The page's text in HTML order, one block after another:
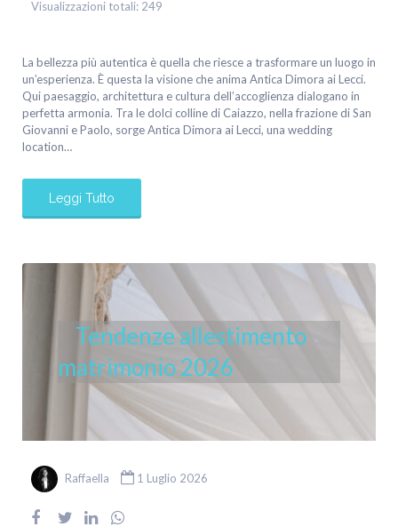
Visualizzazioni totali: 249
La bellezza più autentica è quella che riesce a trasformare un luogo in
un’esperienza. È questa la visione che anima Antica Dimora ai Lecci.
Qui paesaggio, architettura e cultura dell’accoglienza dialogano in
perfetta armonia. Tra le dolci colline di Caiazzo, nella frazione di San
Giovanni e Paolo, sorge Antica Dimora ai Lecci, una wedding
location…
Leggi Tutto
Tendenze allestimento
matrimonio 2026
Raffaella 1 Luglio 2026